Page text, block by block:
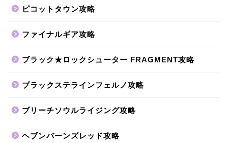
ピコットタウン攻略
ファイナルギア攻略
ブラック★ロックシューター FRAGMENT攻略
ブラックステラインフェルノ攻略
ブリーチソウルライジング攻略
ヘブンバーンズレッド攻略